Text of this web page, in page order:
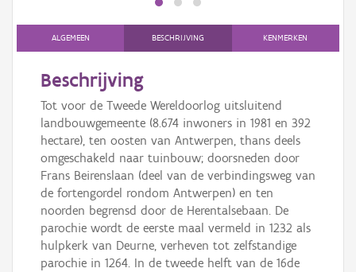
AanmeldenALGEMEEN BESCHRIJVING KENMERKEN
Beschrijving
Tot voor de Tweede Wereldoorlog uitsluitend
landbouwgemeente (8.674 inwoners in 1981 en 392
hectare), ten oosten van Antwerpen, thans deels
omgeschakeld naar tuinbouw; doorsneden door
Frans Beirenslaan (deel van de verbindingsweg van
de fortengordel rondom Antwerpen) en ten
noorden begrensd door de Herentalsebaan. De
parochie wordt de eerste maal vermeld in 1232 als
hulpkerk van Deurne, verheven tot zelfstandige
parochie in 1264. In de tweede helft van de 16de